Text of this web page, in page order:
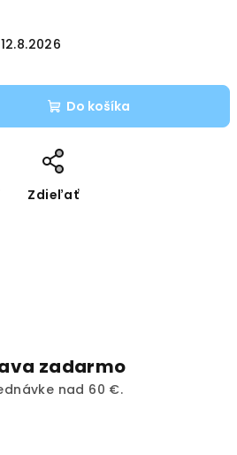
12.8.2026
Do košíka
Zdieľať
zadarmo
nad 60 €.